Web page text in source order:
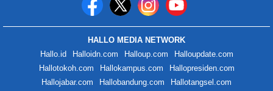
HALLO MEDIA NETWORK
Hallo.id
Halloidn.com Halloup.com
Halloupdate.com
Hallotokoh.com
Hallokampus.com
Hallopresiden.com
Hallojabar.com
Hallobandung.com
Hallotangsel.com